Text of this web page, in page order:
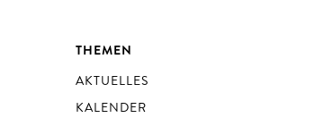
THEMEN
AKTUELLES
KALENDER